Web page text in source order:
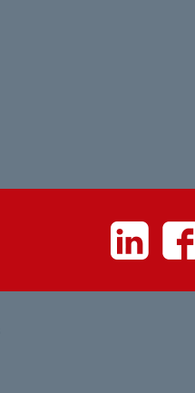
Linkedin